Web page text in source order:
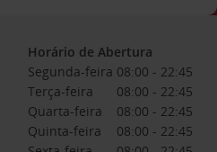
Horário de Abertura
Segunda-feira 08:00 - 22:45
Terça-feira
08:00 - 22:45
Quarta-feira
08:00 - 22:45
Quinta-feira
08:00 - 22:45